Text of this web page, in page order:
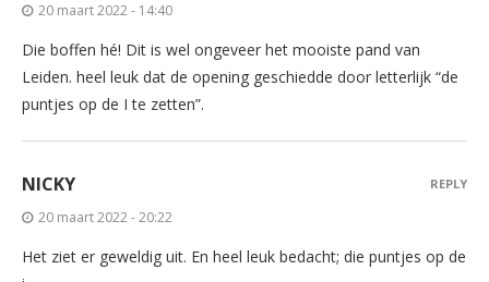
20 maart 2022 - 14:40
Die boffen hé! Dit is wel ongeveer het mooiste pand van
Leiden. heel leuk dat de opening geschiedde door letterlijk “de
puntjes op de I te zetten”.
NICKY
20 maart 2022 - 20:22
Het ziet er geweldig uit. En heel leuk bedacht; die puntjes op de
REPLY